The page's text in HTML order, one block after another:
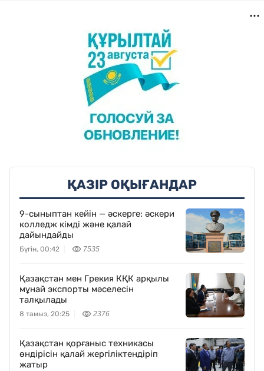
ҚАЗІР ОҚЫҒАНДАР
9-сыныптан кейін — әскерге: әскери
колледж кімді және қалай
дайындайды
Бүгін, 00:42 7535
Қазақстан мен Грекия КҚК арқылы
мұнай экспорты мәселесін
талқылады
8 тамыз, 20:25 2376
Қазақстан қорғаныс техникасы
өндірісін қалай жергіліктендіріп
жатыр